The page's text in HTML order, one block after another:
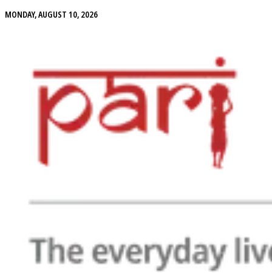
MONDAY, AUGUST 10, 2026